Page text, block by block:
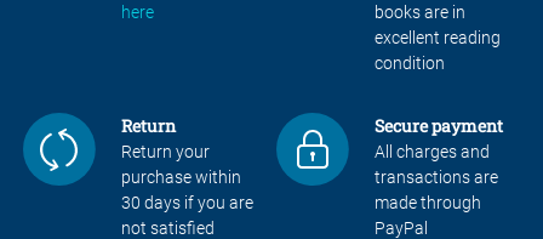
here
books are in
excellent reading
condition
Return
Return your
purchase within
30 days if you are
not satisfied
Secure payment
All charges and
transactions are
made through
PayPal